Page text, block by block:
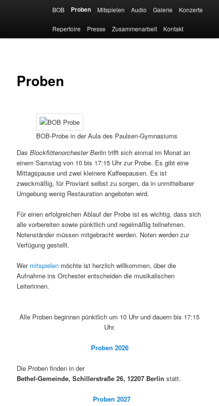
springen
BOB Proben Mitspielen Audio Galerie Konzerte
Repertoire Presse Zusammenarbeit Kontakt
Proben
BOB-Probe in der Aula des Paulsen-Gymnasiums
DasBlockflötenorchester Berlin trifft sich einmal im Monat an
einem Samstag von 10 bis 17:15 Uhr zur Probe. Es gibt eine
Mittagspause und zwei kleinere Kaffeepausen. Es ist
zweckmäßig, für Proviant selbst zu sorgen, da in unmittelbarer
Umgebung wenig Restauration angeboten wird.
Für einen erfolgreichen Ablauf der Probe ist es wichtig, dass sich
alle vorbereiten sowie pünktlich und regelmäßig teilnehmen.
Notenständer müssen mitgebracht werden. Noten werden zur
Verfügung gestellt.
Wer mitspielen möchte ist herzlich willkommen, über die
Aufnahme ins Orchester entscheiden die musikalischen
Leiterinnen.
Alle Proben beginnen pünktlich um 10 Uhr und dauern bis 17:15
Uhr.
Proben 2026
Die Proben finden in der
Bethel-Gemeinde, Schillerstraße 26, 12207 Berlin statt.
Proben 2027